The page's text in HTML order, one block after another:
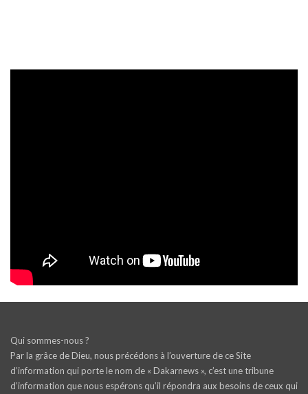
Qui sommes-nous ?
Par la grâce de Dieu, nous précédons à l’ouverture de ce Site
d’information qui porte le nom de « Dakarnews », c’est une tribune
d’information que nous espérons qu’il répondra aux besoins de ceux qui